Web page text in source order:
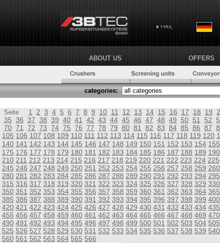
ABOUT US OFFERS
categories:
Seite 1 2 3 4 5 6 7 8 9 10 11 12 13 14 15 16 17 18 19
35 36 37 38 39 40 41 42 43 44 45 46 47 48 49 50 51 52
70 71 72 73 74 75 76 77 78 79 80 81 82 83 84 85 86 87
105 106 107 108 109 110 111 112 113 114 115 116 117 118 119 120
140 141 142 143 144 145 146 147 148 149 150 151 152 153 154 155
175 176 177 178 179 180 181 182 183 184 185 186 187 188 189 190
210 211 212 213 214 215 216 217 218 219 220 221 222 223 224 225
245 246 247 248 249 250 251 252 253 254 255 256 257 258 259 260
280 281 282 283 284 285 286 287 288 289 290 291 292 293 294 295
315 316 317 318 319 320 321 322 323 324 325 326 327 328 329 330
350 351 352 353 354 355 356 357 358 359 360 361 362 363 364 365
385 386 387 388 389 390 391 392 393 394 395 396 397 398 399 400
420 421 422 423 424 425 426 427 428 429 430 431 432 433 434 435
455 456 457 458 459 460 461 462 463 464 465 466 467 468 469 470
490 491 492 493 494 495 496 497 498 499 500 501 502 503 504 505
525 526 527 528 529 530 531 532 533 534 535 536 537 538 539 540
560 561 562 563 564 565 566